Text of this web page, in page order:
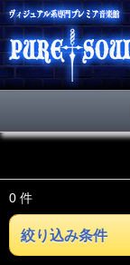
0 件
絞り込み条件